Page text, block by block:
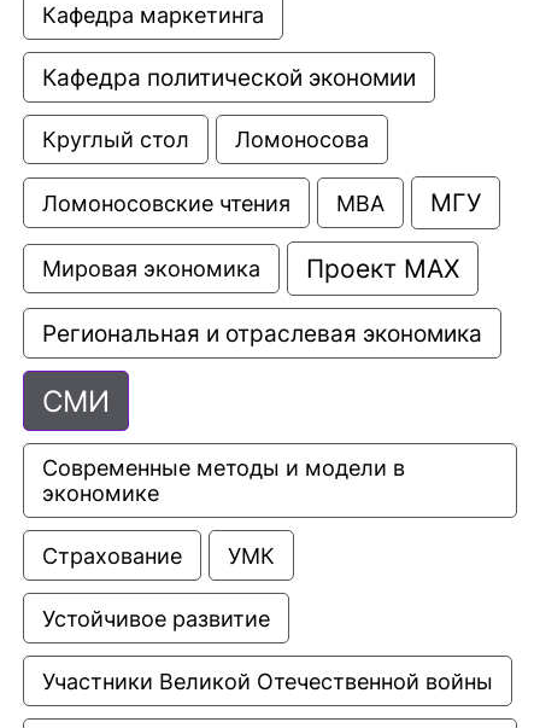
Кафедра маркетинга
Кафедра политической экономии
Круглый стол Ломоносова
Ломоносовские чтения МВА МГУ
Мировая экономика Проект МАХ
Региональная и отраслевая экономика
СМИ
Современные методы и модели в
экономике
Страхование УМК
Устойчивое развитие
Участники Великой Отечественной войны